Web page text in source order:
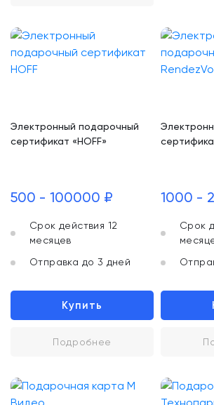
Электронный подарочный
сертификат «HOFF»
500 - 100000 ₽
Срок действия 12
месяцев
Отправка до 3 дней
Купить
Подробнее
1000 -
Срок